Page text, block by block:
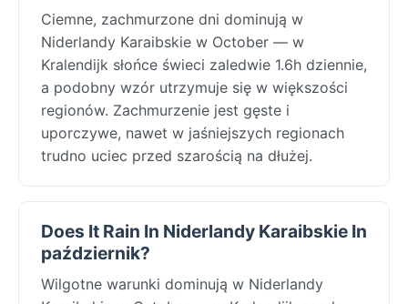
Ciemne, zachmurzone dni dominują w
Niderlandy Karaibskie w October — w
Kralendijk słońce świeci zaledwie 1.6h dziennie,
a podobny wzór utrzymuje się w większości
regionów. Zachmurzenie jest gęste i
uporczywe, nawet w jaśniejszych regionach
trudno uciec przed szarością na dłużej.
Does It Rain In Niderlandy Karaibskie In
październik?
Wilgotne warunki dominują w Niderlandy